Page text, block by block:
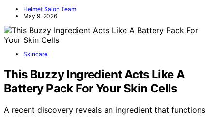
Helmet Salon Team
May 9, 2026
Skincare
This Buzzy Ingredient Acts Like A
Battery Pack For Your Skin Cells
A recent discovery reveals an ingredient that functions